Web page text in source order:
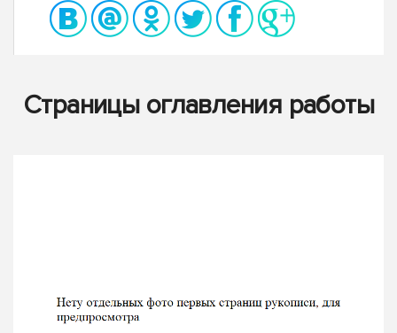
Страницы оглавления работы